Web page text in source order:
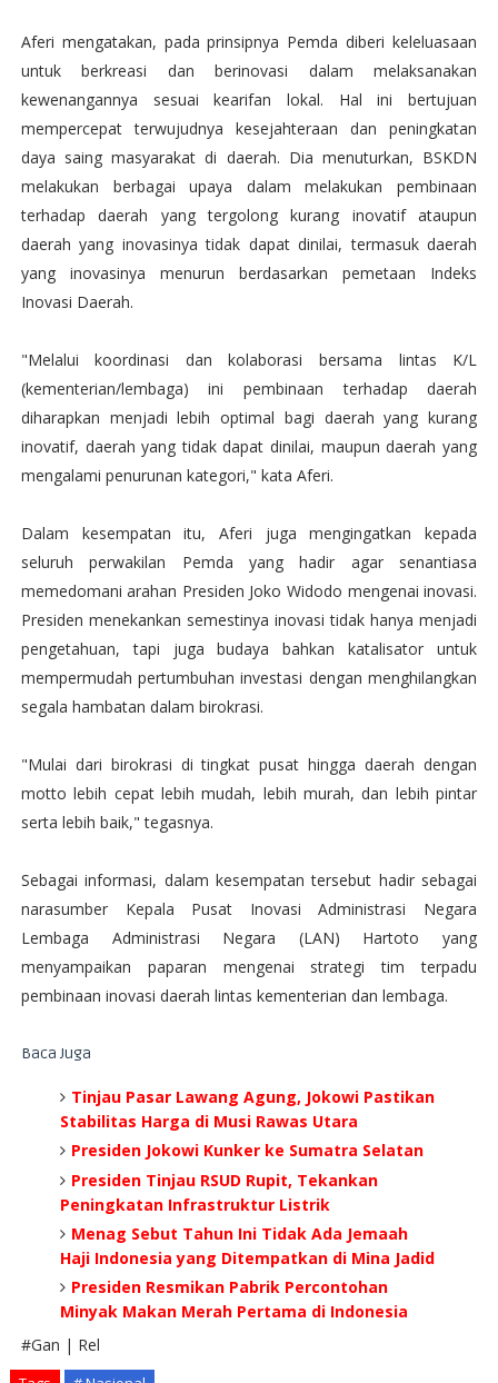
Aferi mengatakan, pada prinsipnya Pemda diberi keleluasaan
untuk berkreasi dan berinovasi dalam melaksanakan
kewenangannya sesuai kearifan lokal. Hal ini bertujuan
mempercepat terwujudnya kesejahteraan dan peningkatan
daya saing masyarakat di daerah. Dia menuturkan, BSKDN
melakukan berbagai upaya dalam melakukan pembinaan
terhadap daerah yang tergolong kurang inovatif ataupun
daerah yang inovasinya tidak dapat dinilai, termasuk daerah
yang inovasinya menurun berdasarkan pemetaan Indeks
Inovasi Daerah.
"Melalui koordinasi dan kolaborasi bersama lintas K/L
(kementerian/lembaga) ini pembinaan terhadap daerah
diharapkan menjadi lebih optimal bagi daerah yang kurang
inovatif, daerah yang tidak dapat dinilai, maupun daerah yang
mengalami penurunan kategori," kata Aferi.
Dalam kesempatan itu, Aferi juga mengingatkan kepada
seluruh perwakilan Pemda yang hadir agar senantiasa
memedomani arahan Presiden Joko Widodo mengenai inovasi.
Presiden menekankan semestinya inovasi tidak hanya menjadi
pengetahuan, tapi juga budaya bahkan katalisator untuk
mempermudah pertumbuhan investasi dengan menghilangkan
segala hambatan dalam birokrasi.
"Mulai dari birokrasi di tingkat pusat hingga daerah dengan
motto lebih cepat lebih mudah, lebih murah, dan lebih pintar
serta lebih baik," tegasnya.
Sebagai informasi, dalam kesempatan tersebut hadir sebagai
narasumber Kepala Pusat Inovasi Administrasi Negara
Lembaga Administrasi Negara (LAN) Hartoto yang
menyampaikan paparan mengenai strategi tim terpadu
pembinaan inovasi daerah lintas kementerian dan lembaga.
Baca Juga
Tinjau Pasar Lawang Agung, Jokowi Pastikan
Stabilitas Harga di Musi Rawas Utara
Presiden Jokowi Kunker ke Sumatra Selatan
Presiden Tinjau RSUD Rupit, Tekankan
Peningkatan Infrastruktur Listrik
Menag Sebut Tahun Ini Tidak Ada Jemaah
Haji Indonesia yang Ditempatkan di Mina Jadid
Presiden Resmikan Pabrik Percontohan
Minyak Makan Merah Pertama di Indonesia
#Gan | Rel